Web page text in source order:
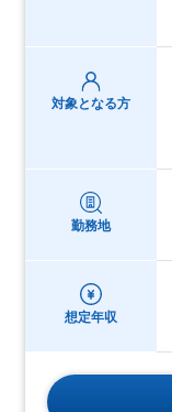
対象となる方
勤務地
想定年収